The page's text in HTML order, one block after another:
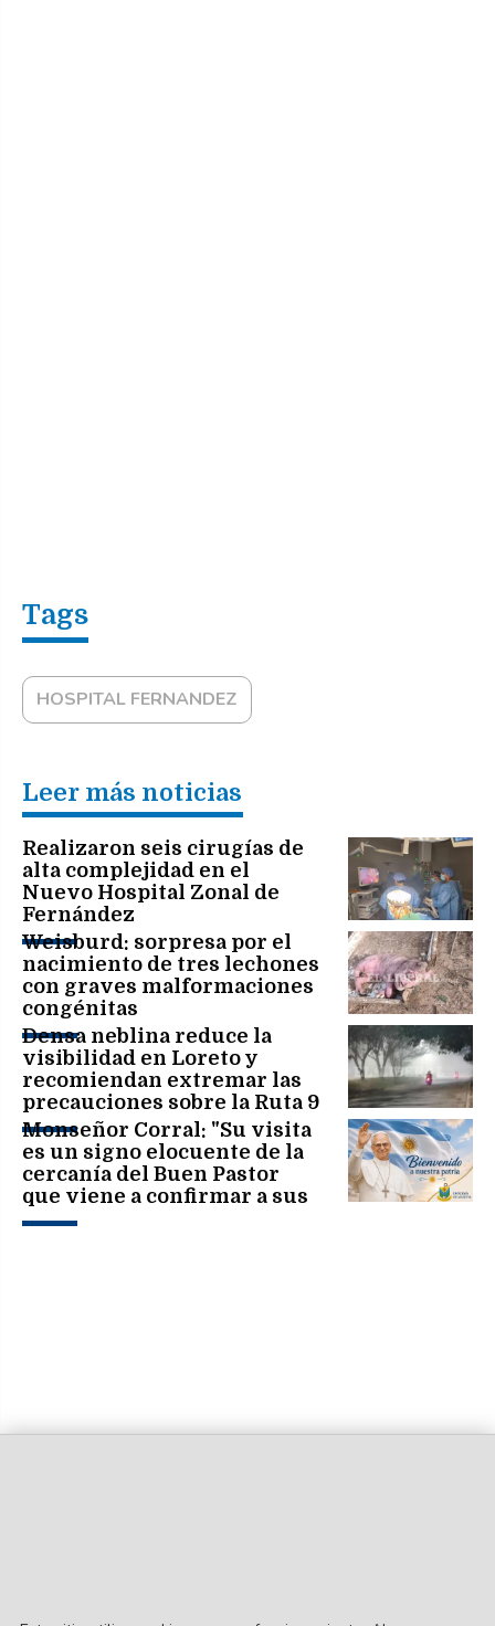
HOSPITAL FERNANDEZ
Leer más noticias
Realizaron seis cirugías de
alta complejidad en el
Nuevo Hospital Zonal de
Fernández
Weisburd: sorpresa por el
nacimiento de tres lechones
con graves malformaciones
congénitas
Densa neblina reduce la
visibilidad en Loreto y
recomiendan extremar las
precauciones sobre la Ruta 9
Monseñor Corral: "Su visita
es un signo elocuente de la
cercanía del Buen Pastor
que viene a confirmar a sus
hermanos en la fe"